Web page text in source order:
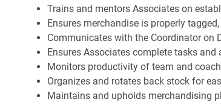
Trains and mentors Associates on
Ensures merchandise is properly
Communicates with the Coordinator on
Ensures Associates complete tasks
Monitors productivity of team and
Organizes and rotates back stock for
Maintains and upholds merchandising